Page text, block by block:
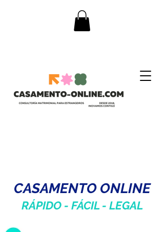
CASAMENTO ONLINE
RÁPIDO - FÁCIL - LEGAL